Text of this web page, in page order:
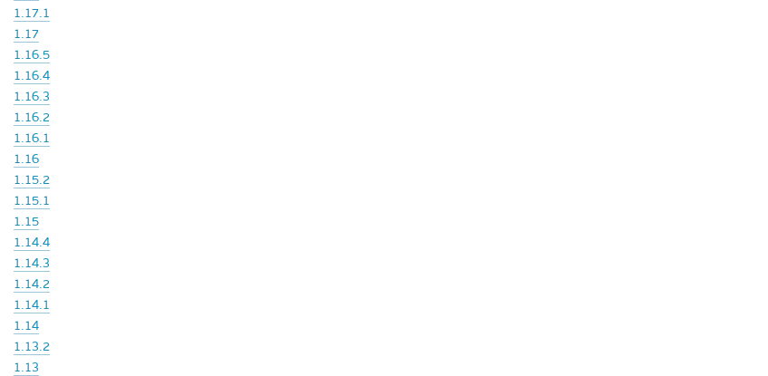
1.17.1
1.17
1.16.5
1.16.4
1.16.3
1.16.2
1.16.1
1.16
1.15.2
1.15.1
1.15
1.14.4
1.14.3
1.14.2
1.14.1
1.14
1.13.2
1.13